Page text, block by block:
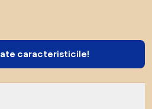
caracteristicile!